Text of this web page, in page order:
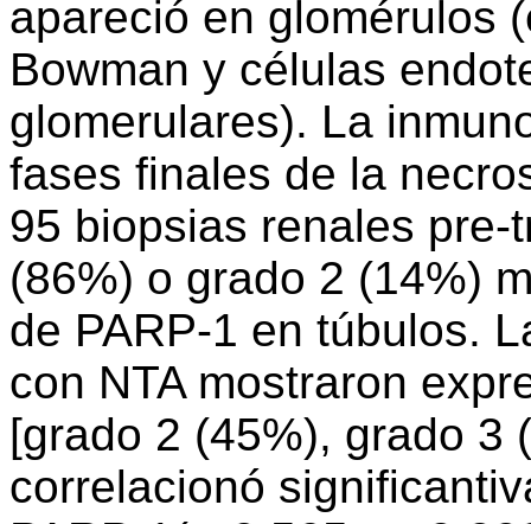
apareció en glomérulos
Bowman y células
glomerulares). La
fases finales de la
95 biopsias renales pre-
(86%) o grado 2 (14%)
de PARP-1 en túbulos.
con NTA mostraron
[grado 2 (45%), grado 3
correlacionó